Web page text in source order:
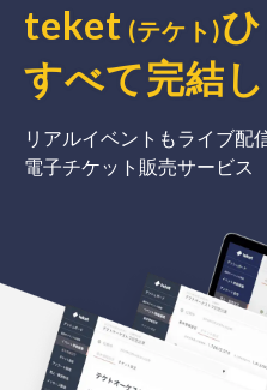
teket (テケト)
すべて完結
リアルイベントもライブ配
電子チケット販売サービス